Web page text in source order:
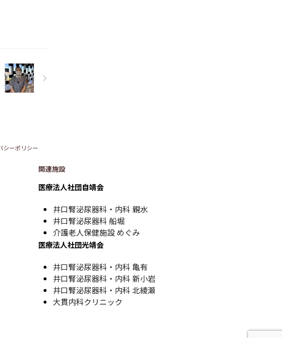
シーポリシー
関連施設
医療法人社団自靖会
井口腎泌尿器科・内科 親水
井口腎泌尿器科 船堀
介護老人保健施設 めぐみ
医療法人社団光靖会
井口腎泌尿器科・内科 亀有
井口腎泌尿器科・内科 新小岩
井口腎泌尿器科・内科 北綾瀬
大貫内科クリニック